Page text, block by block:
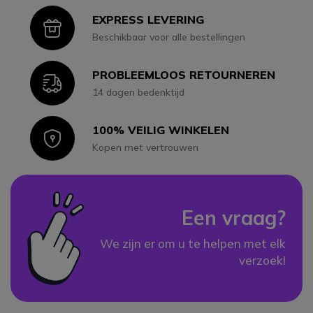
IconEXPRESS LEVERING
Beschikbaar voor alle bestellingen
IconPROBLEEMLOOS RETOURNEREN
14 dagen bedenktijd
Icon100% VEILIG WINKELEN
Kopen met vertrouwen
Een vraag?
We zijn er om u te helpen met elk
verzoek!